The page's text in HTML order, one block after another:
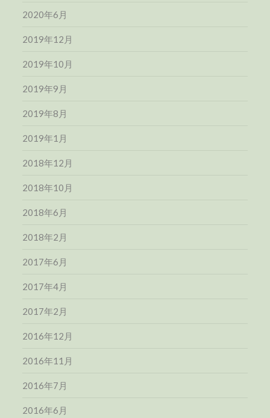
2020年6月
2019年12月
2019年10月
2019年9月
2019年8月
2019年1月
2018年12月
2018年10月
2018年6月
2018年2月
2017年6月
2017年4月
2017年2月
2016年12月
2016年11月
2016年7月
2016年6月